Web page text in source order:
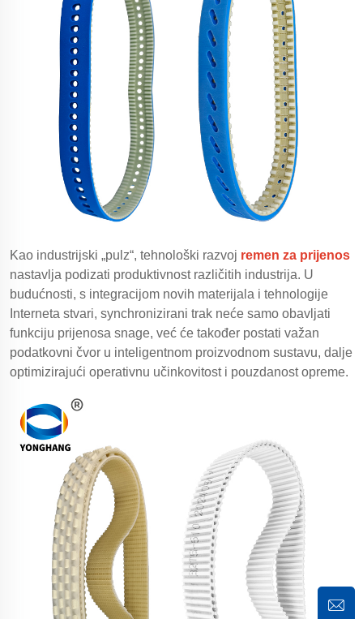
Kao industrijski „pulz“, tehnološki razvoj remen za prijenos
nastavlja podizati produktivnost različitih industrija. U
budućnosti, s integracijom novih materijala i tehnologije
Interneta stvari, synchronizirani trak neće samo obavljati
funkciju prijenosa snage, već će također postati važan
podatkovni čvor u inteligentnom proizvodnom sustavu, dalje
optimizirajući operativnu učinkovitost i pouzdanost opreme.